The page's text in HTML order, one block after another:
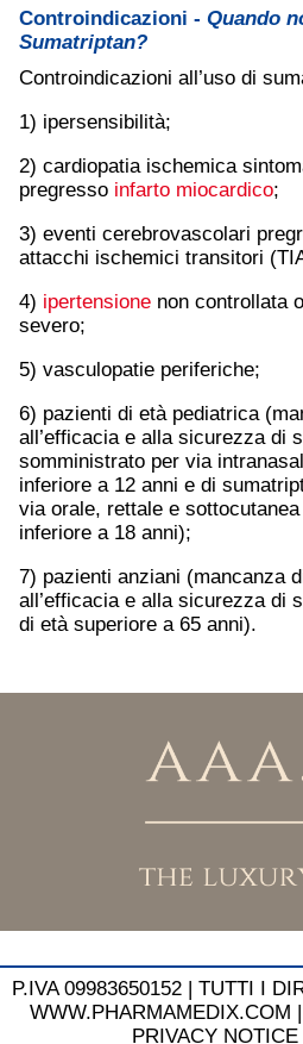
Controindicazioni - Quando
Sumatriptan?
Controindicazioni all’uso di
1) ipersensibilità;
2) cardiopatia ischemica
pregresso infarto miocardico;
3) eventi cerebrovascolari
attacchi ischemici transitori
4) ipertensione non controllata
severo;
5) vasculopatie periferiche;
6) pazienti di età pediatrica
all’efficacia e alla sicurezza di
somministrato per via
inferiore a 12 anni e di
via orale, rettale e
inferiore a 18 anni);
7) pazienti anziani (mancanza
all’efficacia e alla sicurezza di
di età superiore a 65 anni).
P.IVA 09983650152 | TUTTI I
WWW.PHARMAMEDIX.COM |
PRIVACY NOTICE